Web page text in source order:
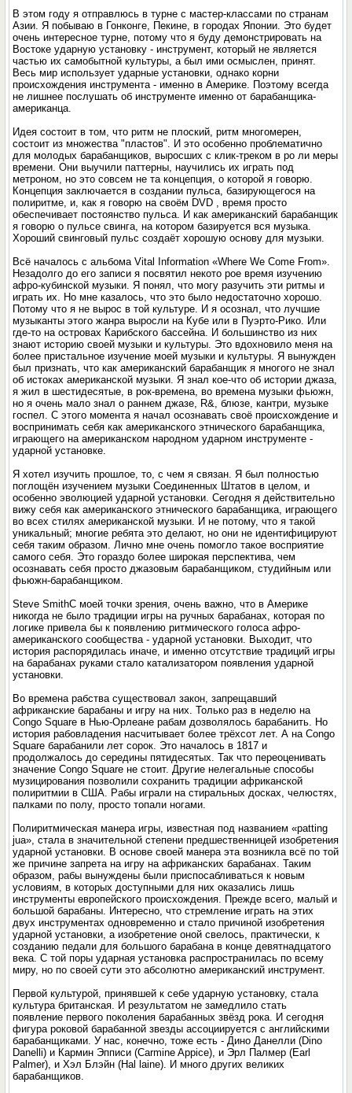
В этом году я отправлюсь в турне с мастер-классами по странам
Азии. Я побываю в Гонконге, Пекине, в городах Японии. Это будет
очень интересное турне, потому что я буду демонстрировать на
Востоке ударную установку - инструмент, который не является
частью их самобытной культуры, а был ими осмыслен, принят.
Весь мир использует ударные установки, однако корни
происхождения инструмента - именно в Америке. Поэтому всегда
не лишнее послушать об инструменте именно от барабанщика-
американца.
Идея состоит в том, что ритм не плоский, ритм многомерен,
состоит из множества "пластов". И это особенно проблематич­но
для молодых барабанщиков, выросших с клик-треком в ро­ ли меры
времени. Они выучили паттерны, научились их играть под
метроном, но это совсем не та концепция, о которой я говорю.
Концепция заключается в создании пульса, базирующе­гося на
полиритме, и, как я говорю на своём DVD , время просто
обеспечивает постоянство пульса. И как американский барабанщик
я говорю о пульсе свинга, на котором базируется вся музыка.
Хороший свинговый пульс создаёт хорошую основу для музыки.
Всё началось с альбома Vital Information «Where We Come From».
Незадолго до его записи я посвятил некото­ рое время изучению
афро-кубинской музыки. Я понял, что могу разучить эти ритмы и
играть их. Но мне казалось, что это было недостаточно хорошо.
Потому что я не вырос в той культуре. И я осознал, что лучшие
музыканты этого жанра выросли на Кубе или в Пуэрто-Рико. Или
где-то на островах Карибского бассейна. И большинство из них
знают историю своей музыки и культуры. Это вдохновило меня на
более пристальное изучение моей музыки и культуры. Я вынужден
был признать, что как американский барабанщик я многого не знал
об истоках американской музыки. Я знал кое-что об истории джаза,
я жил в шестидесятые, в рок-времена, во времена музыки фьюжн,
но я очень мало знал о раннем джазе, R&, блюзе, кантри, музыке
госпел. С этого момента я начал осознавать своё происхождение и
воспринимать себя как американского этнического барабанщика,
играющего на американском народном ударном инструменте -
ударной установке.
Я хотел изучить прошлое, то, с чем я связан. Я был полностью
поглощён изучением музыки Соединенных Штатов в целом, и
особенно эволюцией ударной установки. Сегодня я действительно
вижу себя как американского этнического барабанщика, играющего
во всех стилях американской музыки. И не потому, что я такой
уникальный; многие ребята это делают, но они не идентифицируют
себя таким образом. Лично мне очень помогло такое восприятие
самого себя. Это гораздо более широкая перспектива, чем
осознавать себя просто джазовым барабанщиком, студийным или
фьюжн-барабанщиком.
Steve SmithС моей точки зрения, очень важно, что в Америке
никогда не было традиции игры на ручных барабанах, которая по
логике привела бы к появлению ритмического голоса афро-
американского сообщества - ударной установки. Выходит, что
история распорядилась иначе, и именно отсутствие традиций игры
на барабанах руками стало катализатором появления ударной
установки.
Во времена рабства существовал закон, запрещавший
африканские барабаны и игру на них. Только раз в неделю на
Congo Square в Нью-Орлеане рабам дозволялось барабанить. Но
история рабовладения насчитывает более трёхсот лет. А на Congo
Square барабанили лет сорок. Это началось в 1817 и
продолжалось до середины пятидесятых. Так что переоценивать
значение Congo Square не стоит. Другие нелегальные способы
музицирования позволили сохранить традиции африканской
полиритмии в США. Рабы играли на стиральных досках, челюстях,
палками по полу, просто топали но­гами.
Полиритмическая манера игры, известная под названием «patting
jua», стала в значительной степени предшественницей изобретения
ударной установки. В основе своей манера эта возникла всё по той
же причине запрета на игру на африканских барабанах. Таким
образом, рабы вынуждены были приспосабливаться к новым
условиям, в которых доступными для них оказались лишь
инструменты европейского происхождения. Прежде всего, малый и
большой барабаны. Интересно, что стремление играть на этих
двух инструментах одновременно и стало причиной изобретения
ударной установки, а изобретение оной свелось, практически, к
созданию педали для большого барабана в конце девятнадцатого
века. С той поры ударная установка распространилась по всему
миру, но по своей сути это абсолютно американский инструмент.
Первой культурой, принявшей к себе ударную установку, стала
культура британская. И результатом не замедлило стать
появление первого поколения барабанных звёзд рока. И сегодня
фигура роковой барабанной звезды ассоциируется с английскими
барабанщиками. У нас, конечно, тоже есть - Дино Данелли (Dino
Danelli) и Кармин Эпписи (Carmine Appice), и Эрл Палмер (Earl
Palmer), и Хэл Блэйн (Hal laine). И много других великих
барабанщиков.